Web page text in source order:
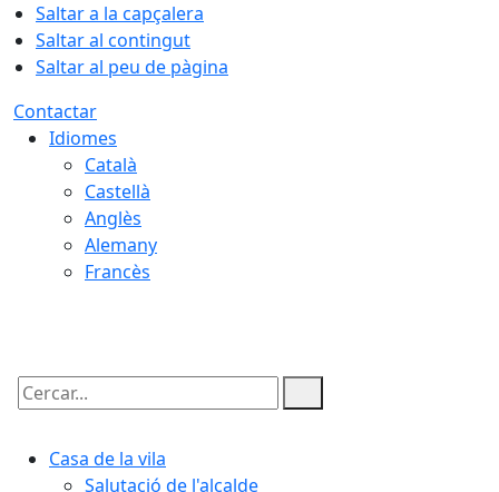
Saltar a la capçalera
Saltar al contingut
Saltar al peu de pàgina
Contactar
Idiomes
Català
Castellà
Anglès
Alemany
Francès
Cercar:
Casa de la vila
Salutació de l'alcalde